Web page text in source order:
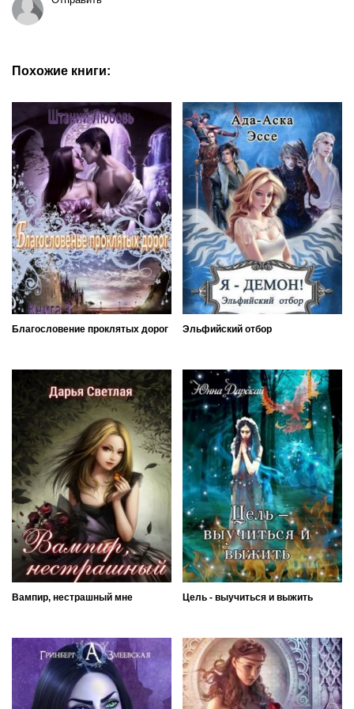
Похожие книги:
Благословение проклятых дорог Эльфийский отбор
Вампир, нестрашный мне Цель - выучиться и выжить